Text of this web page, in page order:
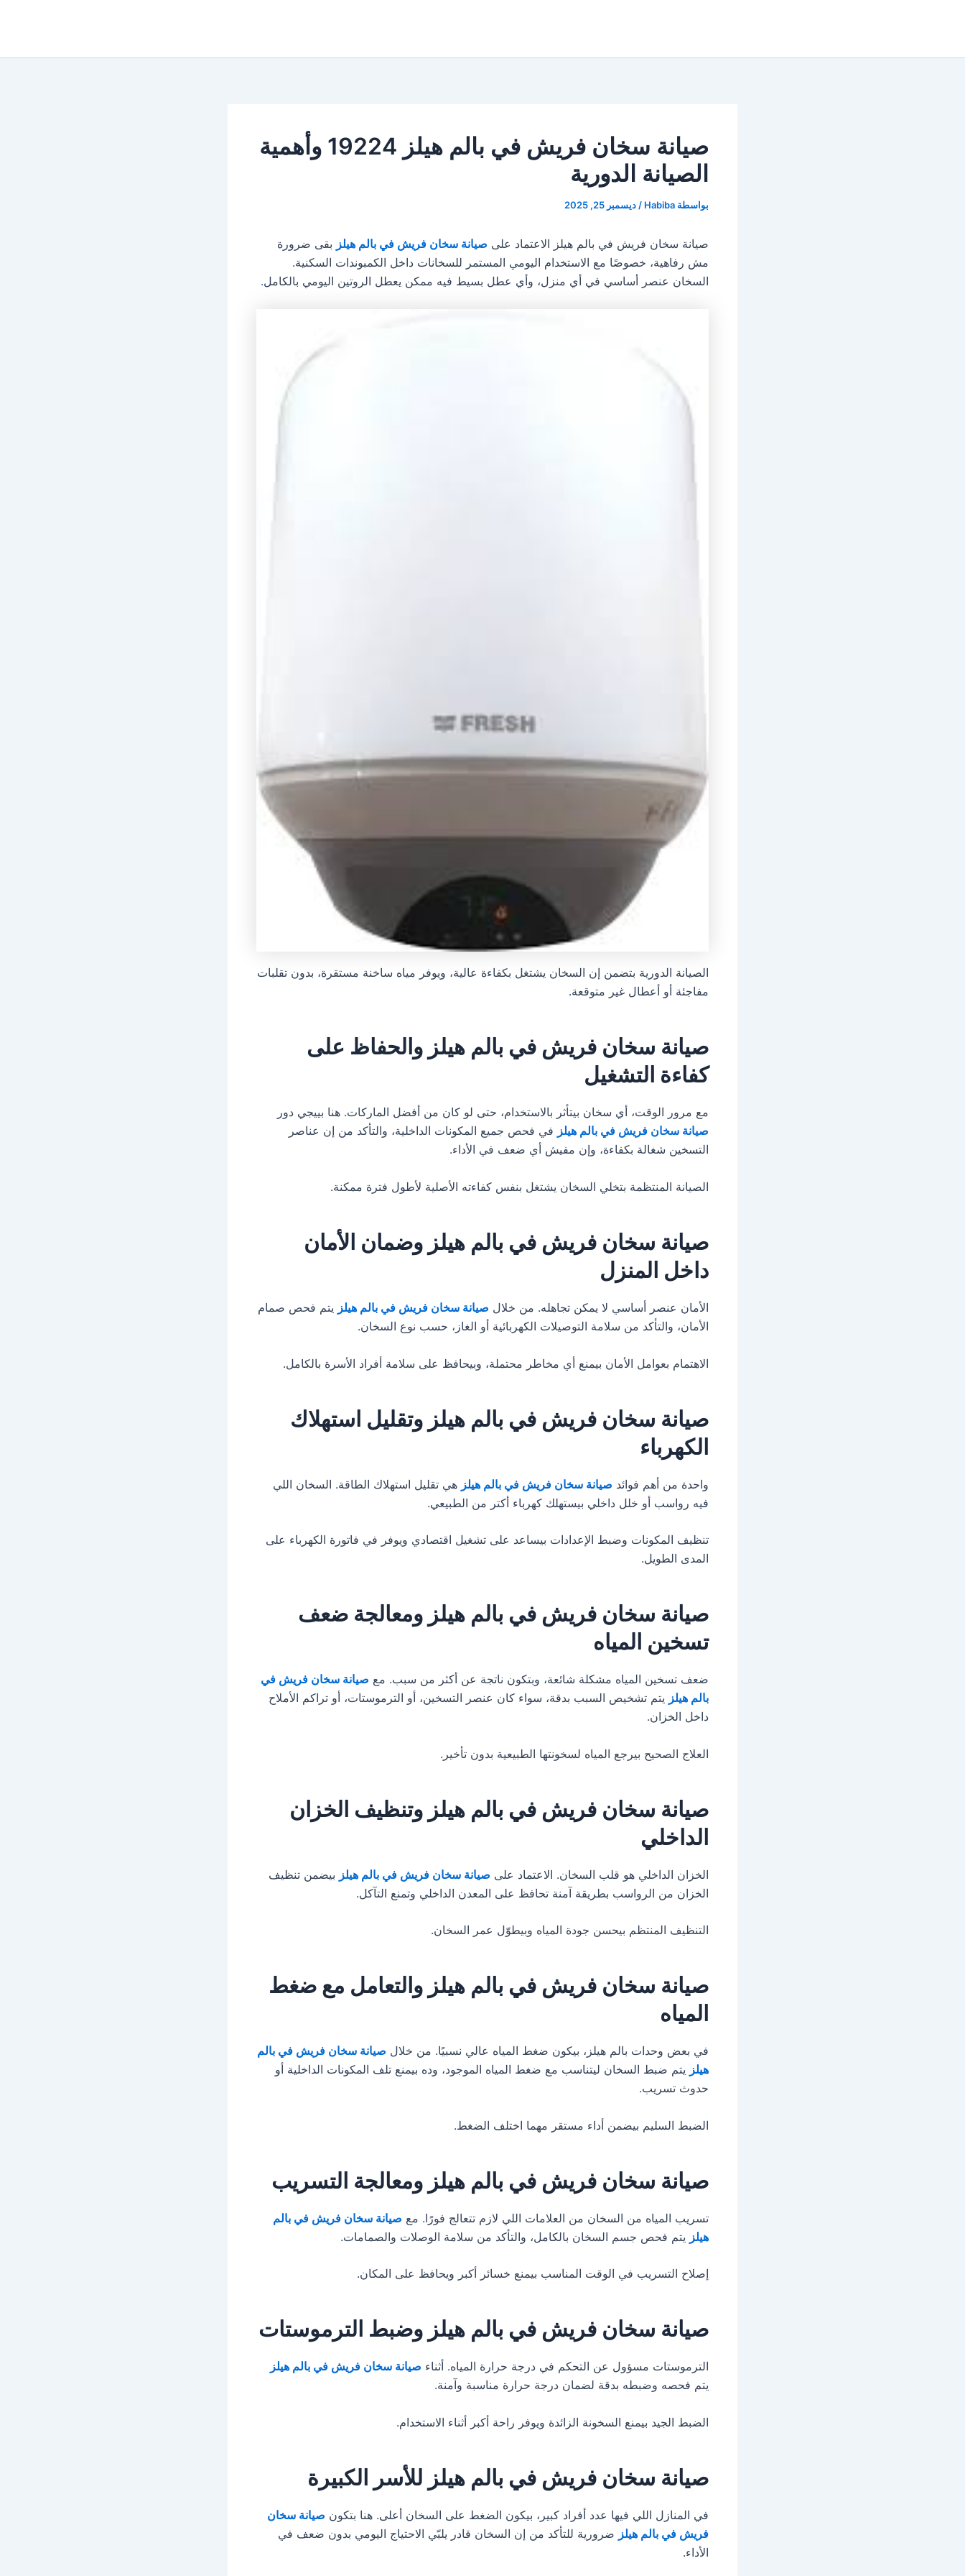
صيانة سخان فريش في بالم هيلز 19224 وأهمية
الصيانة الدورية
بواسطة Habiba
/ ديسمبر 25, 2025
صيانة سخان فريش في بالم هيلز الاعتماد على صيانة سخان فريش في بالم هيلز بقى ضرورة
مش رفاهية، خصوصًا مع الاستخدام اليومي المستمر للسخانات داخل الكمبوندات السكنية.
السخان عنصر أساسي في أي منزل، وأي عطل بسيط فيه ممكن يعطل الروتين اليومي بالكامل.
الصيانة الدورية بتضمن إن السخان يشتغل بكفاءة عالية، ويوفر مياه ساخنة مستقرة، بدون تقلبات
مفاجئة أو أعطال غير متوقعة.
صيانة سخان فريش في بالم هيلز والحفاظ على
كفاءة التشغيل
مع مرور الوقت، أي سخان بيتأثر بالاستخدام، حتى لو كان من أفضل الماركات. هنا بييجي دور
صيانة سخان فريش في بالم هيلز في فحص جميع المكونات الداخلية، والتأكد من إن عناصر
التسخين شغالة بكفاءة، وإن مفيش أي ضعف في الأداء.
الصيانة المنتظمة بتخلي السخان يشتغل بنفس كفاءته الأصلية لأطول فترة ممكنة.
صيانة سخان فريش في بالم هيلز وضمان الأمان
داخل المنزل
الأمان عنصر أساسي لا يمكن تجاهله. من خلال صيانة سخان فريش في بالم هيلز يتم فحص صمام
الأمان، والتأكد من سلامة التوصيلات الكهربائية أو الغاز، حسب نوع السخان.
الاهتمام بعوامل الأمان بيمنع أي مخاطر محتملة، وبيحافظ على سلامة أفراد الأسرة بالكامل.
صيانة سخان فريش في بالم هيلز وتقليل استهلاك
الكهرباء
واحدة من أهم فوائد صيانة سخان فريش في بالم هيلز هي تقليل استهلاك الطاقة. السخان اللي
فيه رواسب أو خلل داخلي بيستهلك كهرباء أكتر من الطبيعي.
تنظيف المكونات وضبط الإعدادات بيساعد على تشغيل اقتصادي ويوفر في فاتورة الكهرباء على
المدى الطويل.
صيانة سخان فريش في بالم هيلز ومعالجة ضعف
تسخين المياه
ضعف تسخين المياه مشكلة شائعة، وبتكون ناتجة عن أكثر من سبب. مع صيانة سخان فريش في
بالم هيلز يتم تشخيص السبب بدقة، سواء كان عنصر التسخين، أو الترموستات، أو تراكم الأملاح
داخل الخزان.
العلاج الصحيح بيرجع المياه لسخونتها الطبيعية بدون تأخير.
صيانة سخان فريش في بالم هيلز وتنظيف الخزان
الداخلي
الخزان الداخلي هو قلب السخان. الاعتماد على صيانة سخان فريش في بالم هيلز بيضمن تنظيف
الخزان من الرواسب بطريقة آمنة تحافظ على المعدن الداخلي وتمنع التآكل.
التنظيف المنتظم بيحسن جودة المياه وبيطوّل عمر السخان.
صيانة سخان فريش في بالم هيلز والتعامل مع ضغط
المياه
في بعض وحدات بالم هيلز، بيكون ضغط المياه عالي نسبيًا. من خلال صيانة سخان فريش في بالم
هيلز يتم ضبط السخان ليتناسب مع ضغط المياه الموجود، وده بيمنع تلف المكونات الداخلية أو
حدوث تسريب.
الضبط السليم بيضمن أداء مستقر مهما اختلف الضغط.
صيانة سخان فريش في بالم هيلز ومعالجة التسريب
تسريب المياه من السخان من العلامات اللي لازم تتعالج فورًا. مع صيانة سخان فريش في بالم
هيلز يتم فحص جسم السخان بالكامل، والتأكد من سلامة الوصلات والصمامات.
إصلاح التسريب في الوقت المناسب بيمنع خسائر أكبر ويحافظ على المكان.
صيانة سخان فريش في بالم هيلز وضبط الترموستات
الترموستات مسؤول عن التحكم في درجة حرارة المياه. أثناء صيانة سخان فريش في بالم هيلز
يتم فحصه وضبطه بدقة لضمان درجة حرارة مناسبة وآمنة.
الضبط الجيد بيمنع السخونة الزائدة ويوفر راحة أكبر أثناء الاستخدام.
صيانة سخان فريش في بالم هيلز للأسر الكبيرة
في المنازل اللي فيها عدد أفراد كبير، بيكون الضغط على السخان أعلى. هنا بتكون صيانة سخان
فريش في بالم هيلز ضرورية للتأكد من إن السخان قادر يلبّي الاحتياج اليومي بدون ضعف في
الأداء.